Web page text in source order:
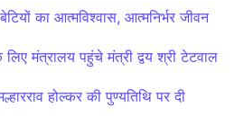
का आत्मविश्वास, आत्मनिर्भर जीवन
मंत्रालय पहुंचे मंत्री द्वय श्री टेटवाल
होल्कर की पुण्यतिथि पर दी